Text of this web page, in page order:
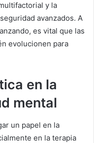
y la
avanzados. A
es vital que las
evolucionen para
en la
mental
un papel en la
en la terapia